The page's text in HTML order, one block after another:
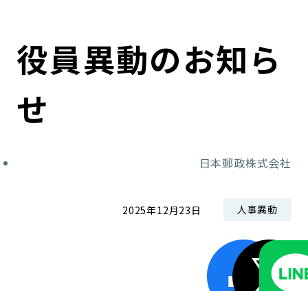
コンプライアンス
ガバナンス
個人投資家のみなさまへ
株式情報
担当役員メッセージ
サステナビリティマネジメント
役員異動のお知ら
せ
日本郵政株式会社
2025年12月23日 人事異動